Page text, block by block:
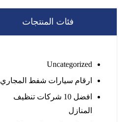
فئات المنتجات
Uncategorized
ارقام سيارات شفط المجاري
افضل 10 شركات تنظيف
المنازل